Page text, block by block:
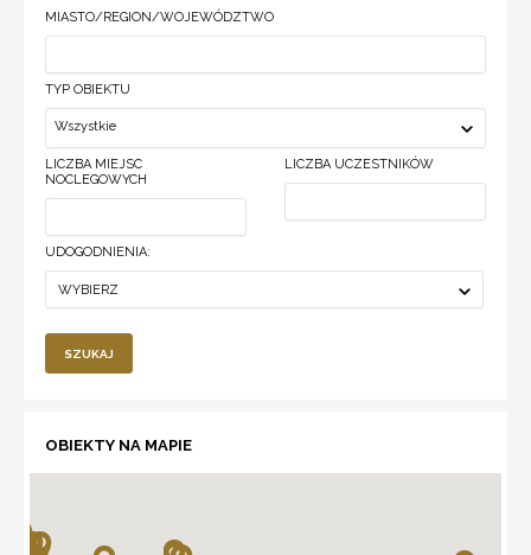
MIASTO/REGION/WOJEWÓDZTWO
TYP OBIEKTU
Wszystkie
LICZBA MIEJSC
NOCLEGOWYCH
LICZBA UCZESTNIKÓW
UDOGODNIENIA:
WYBIERZ
SZUKAJ
OBIEKTY NA MAPIE